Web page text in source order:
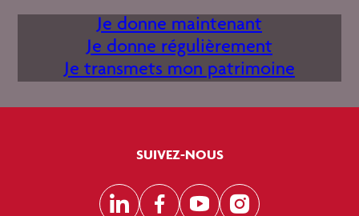
Je donne maintenant
Je donne régulièrement
Je transmets mon patrimoine
SUIVEZ-NOUS
LinkedInFacebook
YouTubeInstagram